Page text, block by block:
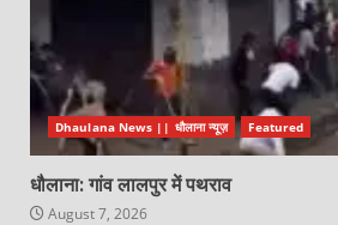
Dhaulana News || धौलाना न्यूज़ Featured
धौलाना: गांव लालपुर में पथराव
August 7, 2026